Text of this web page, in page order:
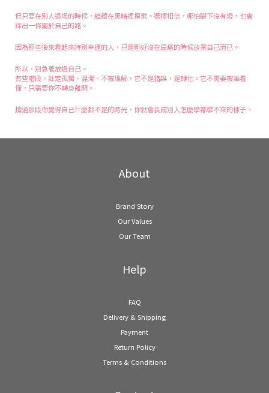
但只要在別人退場的時候，繼續在黑暗裡摸索。選擇相信，哪怕腳下沒有燈，也會
踩出一條屬於自己的路。
因為那些後來看起來特別幸運的人，只是剛好沒在最痛的時候放棄自己而已。
所以，別急著放過自己。
有些階段，註定孤獨、混濁、不被理解，它不是錯誤，是轉化。它不需要被誰看
懂，只需要你不轉身離開。
撐過那段你覺得自己什麼都不是的時光，你就會長成別人怎麼學都學不來的樣子。
About
Brand Story
Our Values
Our Team
Help
FAQ
Delivery & Shipping
Payment
Return Policy
Terms & Conditions